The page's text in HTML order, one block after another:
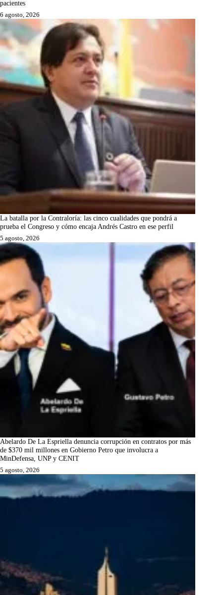
pacientes
6 agosto, 2026
La batalla por la Contraloría: las cinco cualidades que pondrá a
prueba el Congreso y cómo encaja Andrés Castro en ese perfil
5 agosto, 2026
Abelardo De La Espriella denuncia corrupción en contratos por más
de $370 mil millones en Gobierno Petro que involucra a
MinDefensa, UNP y CENIT
5 agosto, 2026